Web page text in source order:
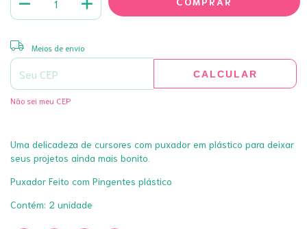
Entregas para o CEP:
Meios de envio
CALCULAR
Não sei meu CEP
Uma delicadeza de cursores com puxador em plástico para deixar
seus projetos ainda mais bonito.
Puxador Feito com Pingentes plástico
Contém: 2 unidade